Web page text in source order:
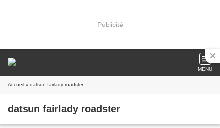
Publicité
MENU
Accueil » datsun fairlady roadster
datsun fairlady roadster